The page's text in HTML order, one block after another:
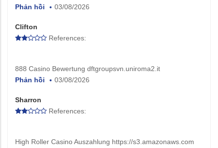
Phản hồi
03/08/2026
Clifton
References:
888 Casino Bewertung dftgroupsvn.uniroma2.it
Phản hồi
03/08/2026
Sharron
References:
High Roller Casino Auszahlung https://s3.amazonaws.com